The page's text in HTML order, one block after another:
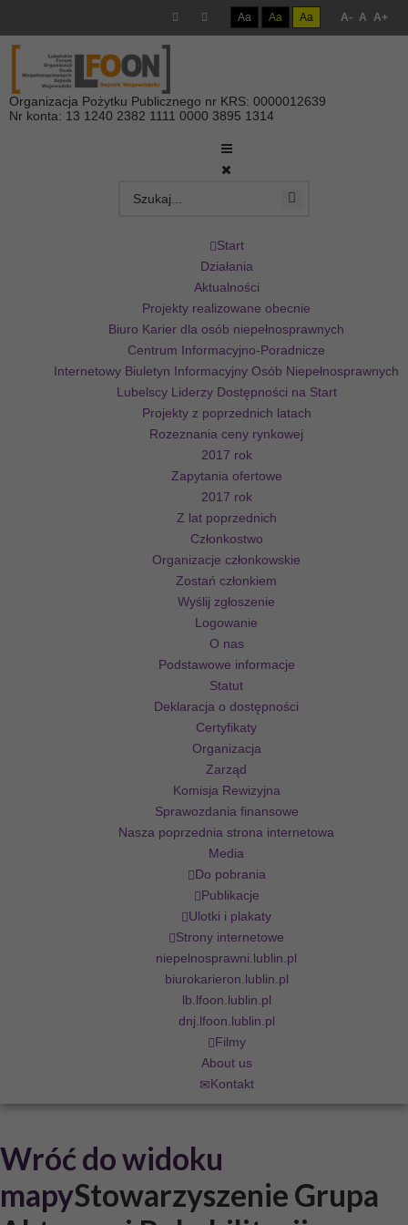
Aa Aa Aa A- A A+
Organizacja Pożytku Publicznego nr KRS: 0000012639
Nr konta: 13 1240 2382 1111 0000 3895 1314
Start
Działania
Aktualności
Projekty realizowane obecnie
Biuro Karier dla osób niepełnosprawnych
Centrum Informacyjno-Poradnicze
Internetowy Biuletyn Informacyjny Osób Niepełnosprawnych
Lubelscy Liderzy Dostępności na Start
Projekty z poprzednich latach
Rozeznania ceny rynkowej
2017 rok
Zapytania ofertowe
2017 rok
Z lat poprzednich
Członkostwo
Organizacje członkowskie
Zostań członkiem
Wyślij zgłoszenie
Logowanie
O nas
Podstawowe informacje
Statut
Deklaracja o dostępności
Certyfikaty
Organizacja
Zarząd
Komisja Rewizyjna
Sprawozdania finansowe
Nasza poprzednia strona internetowa
Media
Do pobrania
Publikacje
Ulotki i plakaty
Strony internetowe
niepelnosprawni.lublin.pl
biurokarieron.lublin.pl
lb.lfoon.lublin.pl
dnj.lfoon.lublin.pl
Filmy
About us
Kontakt
Wróć do widoku
mapyStowarzyszenie Grupa